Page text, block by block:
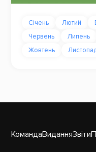
Січень Лютий
Червень
Липень
Жовтень
КомандаВиданняЗвіти